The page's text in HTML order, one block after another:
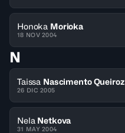
Honoka Morioka
18 NOV 2004
N
Taissa Nascimento Queiroz
26 DIC 2005
Nela Netkova
31 MAY 2004